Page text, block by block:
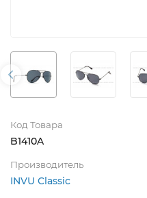
Код Товара
B1410A
Производитель
INVU Classic